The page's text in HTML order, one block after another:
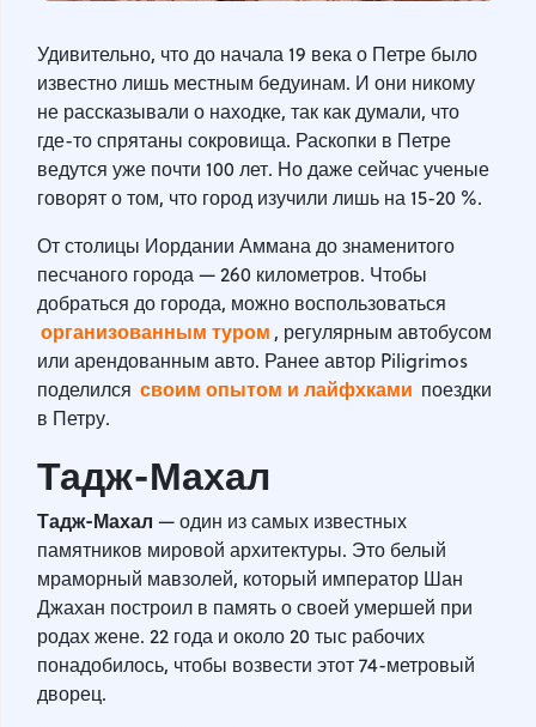
Удивительно, что до начала 19 века о Петре было
известно лишь местным бедуинам. И они никому
не рассказывали о находке, так как думали, что
где-то спрятаны сокровища. Раскопки в Петре
ведутся уже почти 100 лет. Но даже сейчас ученые
говорят о том, что город изучили лишь на 15-20 %.
От столицы Иордании Аммана до знаменитого
песчаного города — 260 километров. Чтобы
добраться до города, можно воспользоваться
организованным туром , регулярным автобусом
или арендованным авто. Ранее автор Piligrimos
поделился своим опытом и лайфхками поездки
в Петру.
Тадж-Махал
Тадж-Махал — один из самых известных
памятников мировой архитектуры. Это белый
мраморный мавзолей, который император Шан
Джахан построил в память о своей умершей при
родах жене. 22 года и около 20 тыс рабочих
понадобилось, чтобы возвести этот 74-метровый
дворец.